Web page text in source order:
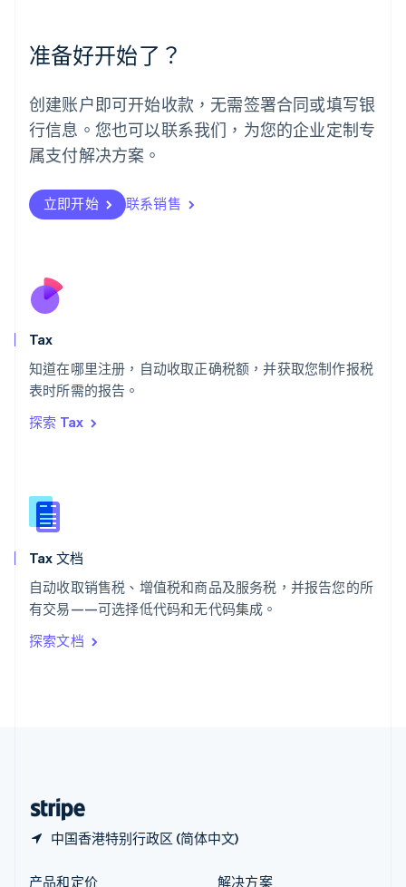
准备好开始了？
创建账户即可开始收款，无需签署合同或填写银
行信息。您也可以联系我们，为您的企业定制专
属支付解决方案。
立即开始 联系销售
Tax
知道在哪里注册，自动收取正确税额，并获取您制作报税
表时所需的报告。
探索 Tax
Tax 文档
自动收取销售税、增值税和商品及服务税，并报告您的所
有交易——可选择低代码和无代码集成。
探索文档
中国香港特别行政区 (简体中文)
墨西哥
EspañolEnglish
English
葡萄牙
PortuguêsEnglish
日本
瑞典
Svenska English
瑞士
English
斯洛伐克
泰国
ไทยEnglish
English
English
新西兰
匈牙利
意大利
ItalianoEnglish
印度
English
产品和定价
解决方案